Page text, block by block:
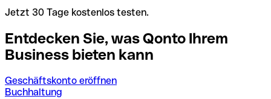
Jetzt 30 Tage kostenlos testen.
Entdecken Sie, was Qonto Ihrem
Business bieten kann
Geschäftskonto eröffnen
Buchhaltung